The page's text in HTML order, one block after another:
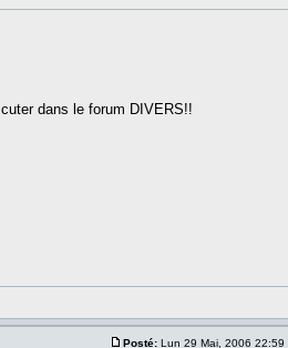
dans le forum DIVERS!!
Posté: Lun 29 Mai, 2006 22:59